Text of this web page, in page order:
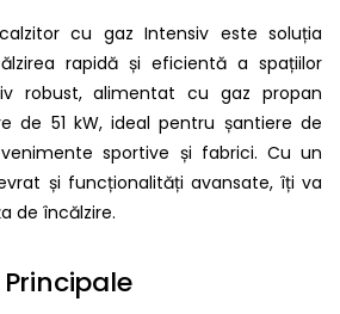
cu gaz Intensiv este soluția
rapidă și eficientă a spațiilor
robust, alimentat cu gaz propan
de 51 kW, ideal pentru șantiere de
sportive și fabrici. Cu un
și funcționalități avansate, îți va
de încălzire.